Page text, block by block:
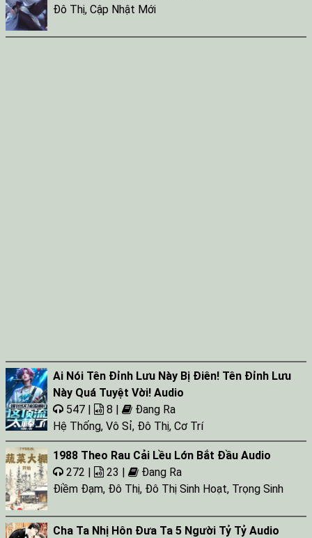
Đô Thị, Cập Nhật Mới
Ai Nói Tên Đỉnh Lưu Này Bị Điên! Tên Đỉnh Lưu
Này Quá Tuyệt Vời! Audio
547 |
8 |
Đang Ra
Hệ Thống, Vô Sỉ, Đô Thị, Cơ Trí
1988 Theo Rau Cải Lều Lớn Bắt Đầu Audio
272 |
23 |
Đang Ra
Điềm Đạm, Đô Thị, Đô Thị Sinh Hoạt, Trọng Sinh
Cha Ta Nhị Hôn Đưa Ta 5 Người Tỷ Tỷ Audio